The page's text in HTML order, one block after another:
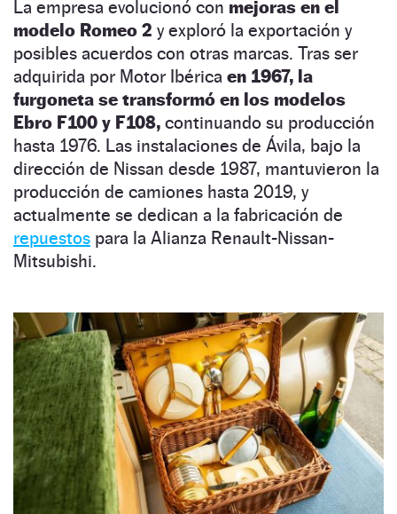
La empresa evolucionó con mejoras en el
modelo Romeo 2 y exploró la exportación y
posibles acuerdos con otras marcas. Tras ser
adquirida por Motor Ibérica en 1967, la
furgoneta se transformó en los modelos
Ebro F100 y F108, continuando su producción
hasta 1976. Las instalaciones de Ávila, bajo la
dirección de Nissan desde 1987, mantuvieron la
producción de camiones hasta 2019, y
actualmente se dedican a la fabricación de
repuestos para la Alianza Renault-Nissan-
Mitsubishi.